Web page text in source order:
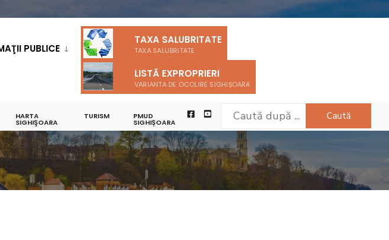
PUBLICE
TAXA SALUBRITATE
TAXA SALUBRITATE
LISTĂ EXPROPRIERI
VARIANTA DE OCOLIRE SIGHIȘOARA
HARTA
SIGHIŞOARA
TURISM PMUD
SIGHIȘOARA
Caută